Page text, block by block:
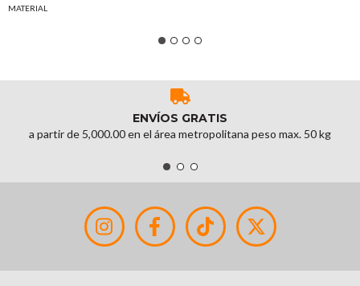
MATERIAL
ENVÍOS GRATIS
a partir de 5,000.00 en el área metropolitana peso max. 50 kg